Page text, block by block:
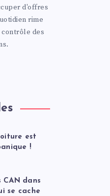
d'offres
rime
des
est
!
CAN dans
se cache